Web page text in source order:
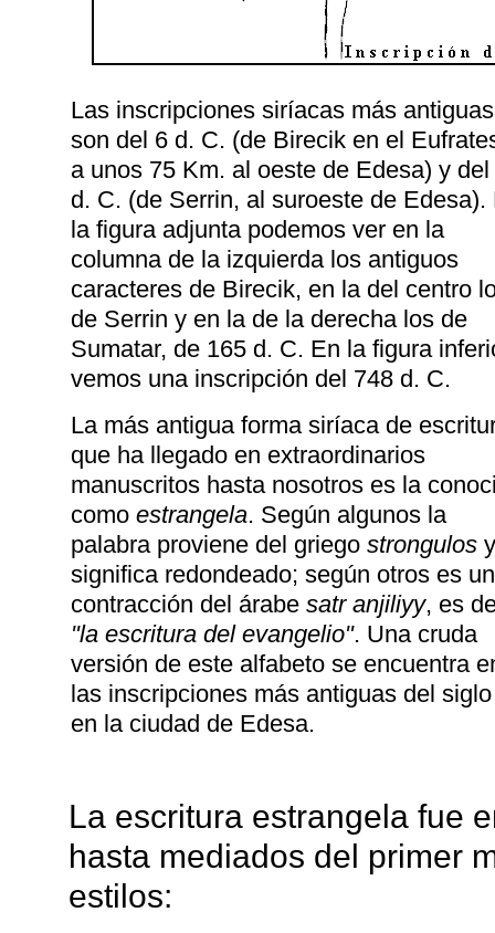
Las inscripciones siríacas más antiguas
son del 6 d. C. (de Birecik en el
a unos 75 Km. al oeste de Edesa) y del
d. C. (de Serrin, al suroeste de Edesa).
la figura adjunta podemos ver en la
columna de la izquierda los antiguos
caracteres de Birecik, en la del centro
de Serrin y en la de la derecha los de
Sumatar, de 165 d. C. En la figura
vemos una inscripción del 748 d. C.
La más antigua forma siríaca de
que ha llegado en extraordinarios
manuscritos hasta nosotros es la
como estrangela. Según algunos la
palabra proviene del griego strongulos y
significa redondeado; según otros es
contracción del árabe satr anjiliyy, es
"la escritura del evangelio". Una cruda
versión de este alfabeto se encuentra
las inscripciones más antiguas del
en la ciudad de Edesa.
La escritura estrangela fue
hasta mediados del primer
estilos: